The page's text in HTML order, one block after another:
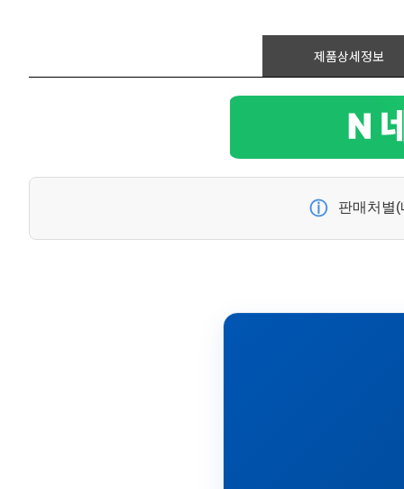
제품상세정보
ⓘ 판매처별